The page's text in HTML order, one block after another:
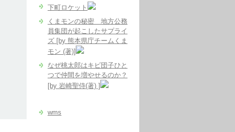
下町ロケット
くまモンの秘密 地方公務
員集団が起こしたサプライ
ズ [by 熊本県庁チームくま
モン (著)]
なぜ桃太郎はキビ団子ひと
つで仲間を増やせるのか？
[by 岩崎聖侍(著) ]
wms